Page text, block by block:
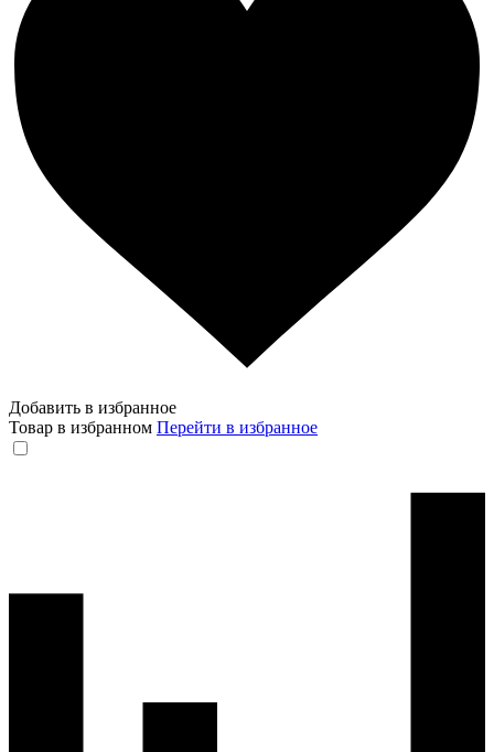
Добавить в избранное
Товар в избранном Перейти в избранное